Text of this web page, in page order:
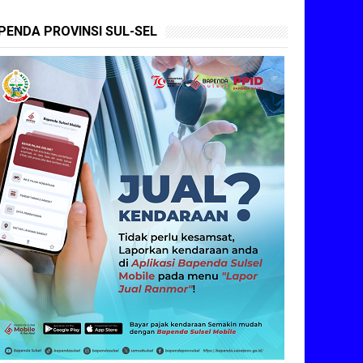
PROVINSI SUL-SEL